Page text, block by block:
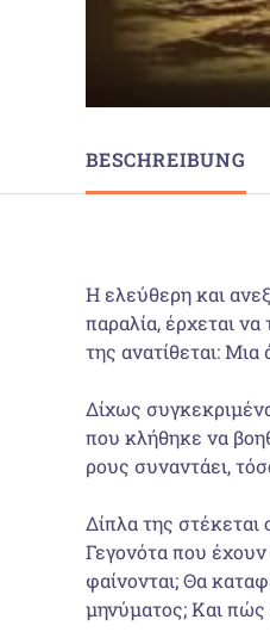
BESCHREIBUNG
H ελεύθερη και
παραλία, έρχεται
της ανατίθε­ται:
Δίχως
που κλήθηκε να
ρους συναντάει,
Δίπλα της στέκεται
Γεγονότα που έχουν
φαίνονται; Θα
μηνύματος; Και πώς